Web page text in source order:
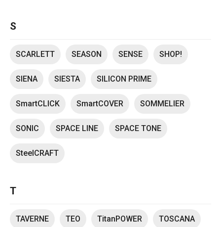
S
SCARLETT SEASON SENSE SHOP!
SIENA SIESTA SILICON PRIME
SmartCLICK SmartCOVER SOMMELIER
SONIC SPACE LINE SPACE TONE
SteelCRAFT
T
TAVERNE TEO TitanPOWER TOSCANA